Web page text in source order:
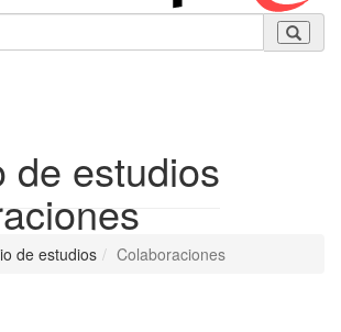
de estudios
de estudios Colaboraciones